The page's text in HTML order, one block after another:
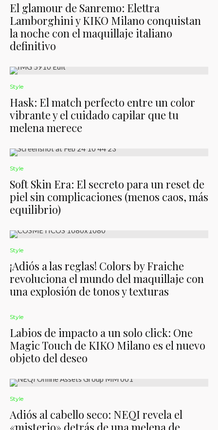
El glamour de Sanremo: Elettra
Lamborghini y KIKO Milano conquistan
la noche con el maquillaje italiano
definitivo
Style
Hask: El match perfecto entre un color
vibrante y el cuidado capilar que tu
melena merece
Style
Soft Skin Era: El secreto para un reset de
piel sin complicaciones (menos caos, más
equilibrio)
Style
¡Adiós a las reglas! Colors by Fraiche
revoluciona el mundo del maquillaje con
una explosión de tonos y texturas
Style
Labios de impacto a un solo click: One
Magic Touch de KIKO Milano es el nuevo
objeto del deseo
Style
Adiós al cabello seco: NEQI revela el
«misterio» detrás de una melena de